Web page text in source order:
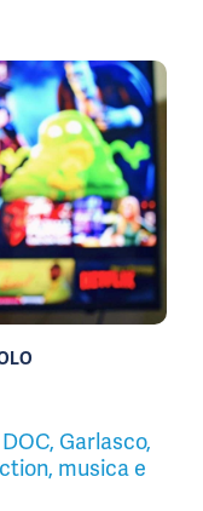
Garlasco,
musica e